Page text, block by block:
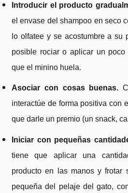
Introducir el producto
el envase del shampoo en seco
lo olfatee y se acostumbre a su
posible rociar o aplicar un
que el minino huela.
Asociar con cosas buenas.
interactúe de forma positiva con
que darle un premio (un snack,
Iniciar con pequeñas
tiene que aplicar una
producto en las manos y frotar
pequeña del pelaje del gato,